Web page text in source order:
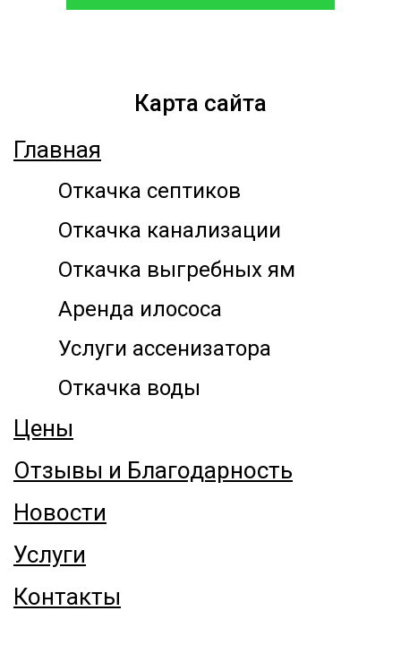
Карта сайта
Главная
Откачка септиков
Откачка канализации
Откачка выгребных ям
Аренда илососа
Услуги ассенизатора
Откачка воды
Цены
Отзывы и Благодарность
Новости
Услуги
Контакты